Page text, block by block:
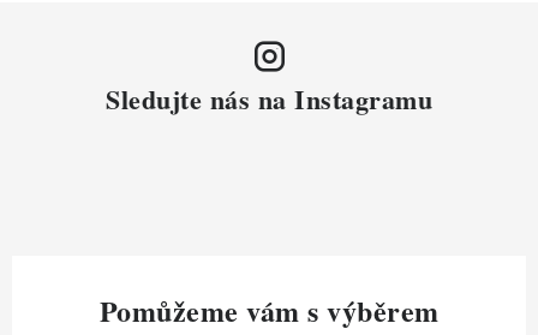
Sledujte nás na Instagramu
Pomůžeme vám s výběrem